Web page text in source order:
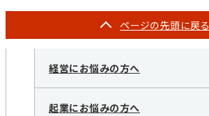
ページの先頭に戻る
経営にお悩みの方へ
起業にお悩みの方へ